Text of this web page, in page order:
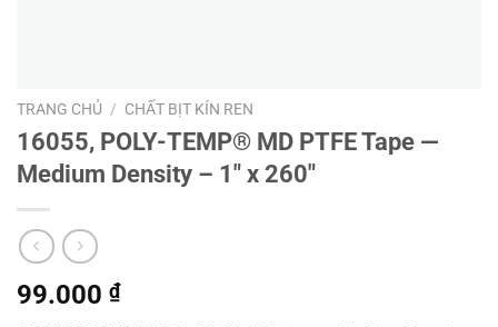
TRANG CHỦ / CHẤT BỊT KÍN REN
16055, POLY-TEMP® MD PTFE Tape —
Medium Density – 1″ x 260″
99.000 ₫